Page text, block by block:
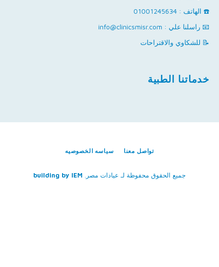
☎️ الهاتف : 01001245634
📧 راسلنا علي : info@clinicsmisr.com
📝 للشكاوي والاقتراحات
خدماتنا الطبية
تواصل معنا سياسه الخصوصيه
جميع الحقوق محفوظة لـ عيادات مصر building by IEM